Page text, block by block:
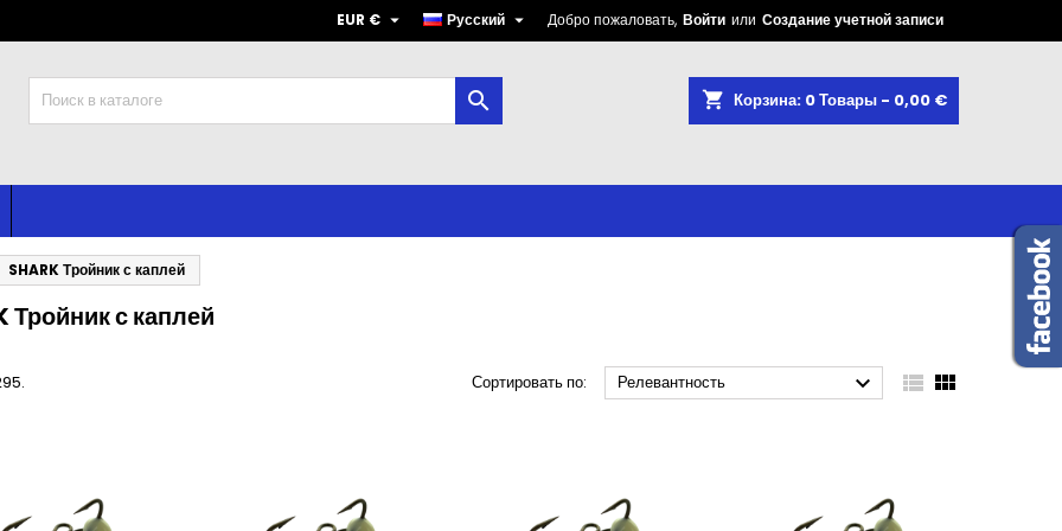
Добро пожаловать, Войти или Создание учетной записи
Русский 
EUR € 
shopping_cart Корзина: 0Товары - 0,00 €

SHARK Тройник с каплей
Тройник с каплей
Сортировать по: Релевантность   